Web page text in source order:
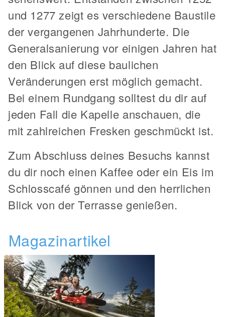
und 1277 zeigt es verschiedene Baustile
der vergangenen Jahrhunderte. Die
Generalsanierung vor einigen Jahren hat
den Blick auf diese baulichen
Veränderungen erst möglich gemacht.
Bei einem Rundgang solltest du dir auf
jeden Fall die Kapelle anschauen, die
mit zahlreichen Fresken geschmückt ist.
Zum Abschluss deines Besuchs kannst
du dir noch einen Kaffee oder ein Eis im
Schlosscafé gönnen und den herrlichen
Blick von der Terrasse genießen.
Magazinartikel